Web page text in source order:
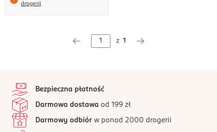
drogerii
z 1
Bezpieczna płatność
Darmowa dostawa od 199 zł
Darmowy odbiór w ponad 2000 drogerii